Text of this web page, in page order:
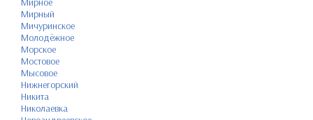
Мирный
Мичуринское
Молодёжное
Морское
Мостовое
Мысовое
Нижнегорский
Никита
Николаевка